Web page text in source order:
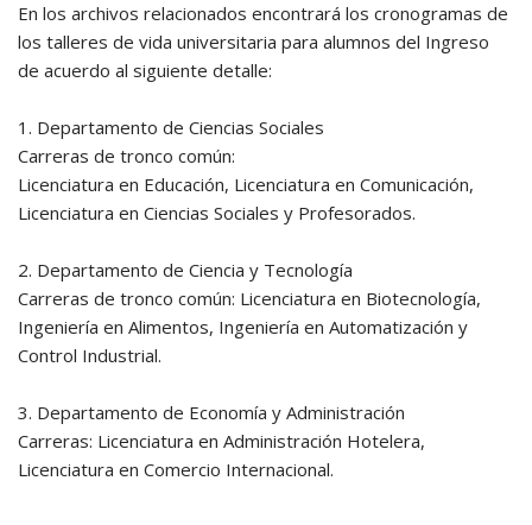
En los archivos relacionados encontrará los cronogramas de
los talleres de vida universitaria para alumnos del Ingreso
de acuerdo al siguiente detalle:
1. Departamento de Ciencias Sociales
Carreras de tronco común:
Licenciatura en Educación, Licenciatura en Comunicación,
Licenciatura en Ciencias Sociales y Profesorados.
2. Departamento de Ciencia y Tecnología
Carreras de tronco común: Licenciatura en Biotecnología,
Ingeniería en Alimentos, Ingeniería en Automatización y
Control Industrial.
3. Departamento de Economía y Administración
Carreras: Licenciatura en Administración Hotelera,
Licenciatura en Comercio Internacional.